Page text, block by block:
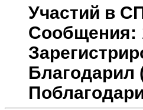
Участий в
Сообщения:
Благодарил